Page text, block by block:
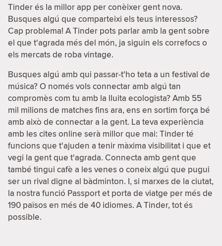
Tinder és la millor app per conèixer gent nova.
Busques algú que comparteixi els teus interessos?
Cap problema! A Tinder pots parlar amb la gent sobre
el que t'agrada més del món, ja siguin els correfocs o
els mercats de roba vintage.
Busques algú amb qui passar-t'ho teta a un festival de
música? O només vols connectar amb algú tan
compromès com tu amb la lluita ecologista? Amb 55
mil milions de matches fins ara, ens en sortim força bé
amb això de connectar a la gent. La teva experiència
amb les cites online serà millor que mai: Tinder té
funcions que t'ajuden a tenir màxima visibilitat i que et
vegi la gent que t'agrada. Connecta amb gent que
també tingui cafè a les venes o coneix algú que pugui
ser un rival digne al bàdminton. I, si marxes de la ciutat,
la nostra funció Passport et porta de viatge per més de
190 països en més de 40 idiomes. A Tinder, tot és
possible.